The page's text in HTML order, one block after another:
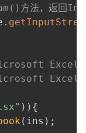
法，返回
.
Excel
Excel
) ) {
( ins ) ;